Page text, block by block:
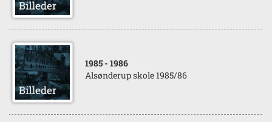
1985 - 1986
Alsønderup skole 1985/86